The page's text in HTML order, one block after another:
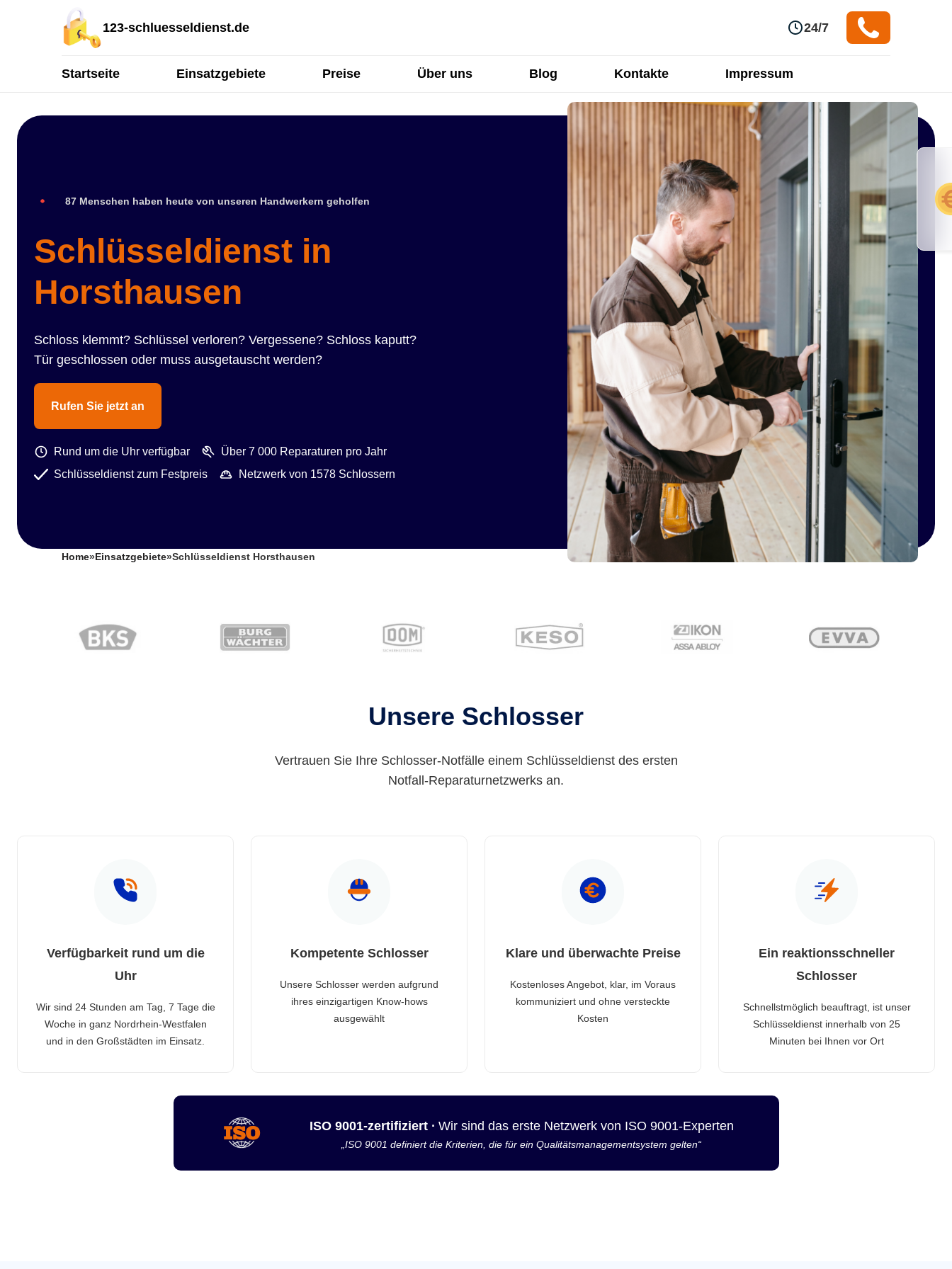
123-schluesseldienst.de 24/7
Startseite Einsatzgebiete Preise Über uns Blog Kontakte Impressum
87 Menschen haben heute von unseren Handwerkern geholfen
Schlüsseldienst in
Horsthausen
Schloss klemmt? Schlüssel verloren? Vergessene? Schloss kaputt?
Tür geschlossen oder muss ausgetauscht werden?
Rufen Sie jetzt an
Rund um die Uhr verfügbar
Über 7 000 Reparaturen pro Jahr
Schlüsseldienst zum Festpreis
Netzwerk von 1578 Schlossern
Home» Einsatzgebiete»Schlüsseldienst Horsthausen
Unsere Schlosser
Vertrauen Sie Ihre Schlosser-Notfälle einem Schlüsseldienst des ersten
Notfall-Reparaturnetzwerks an.
Verfügbarkeit rund um die
Uhr
Wir sind 24 Stunden am Tag, 7 Tage die
Woche in ganz Nordrhein-Westfalen
und in den Großstädten im Einsatz.
Kompetente Schlosser
Unsere Schlosser werden aufgrund
ihres einzigartigen Know-hows
ausgewählt
Klare und überwachte Preise
Kostenloses Angebot, klar, im Voraus
kommuniziert und ohne versteckte
Kosten
Ein reaktionsschneller
Schlosser
Schnellstmöglich beauftragt, ist unser
Schlüsseldienst innerhalb von 25
Minuten bei Ihnen vor Ort
ISO 9001-zertifiziert · Wir sind das erste Netzwerk von ISO 9001-Experten
„ISO 9001 definiert die Kriterien, die für ein Qualitätsmanagementsystem gelten“